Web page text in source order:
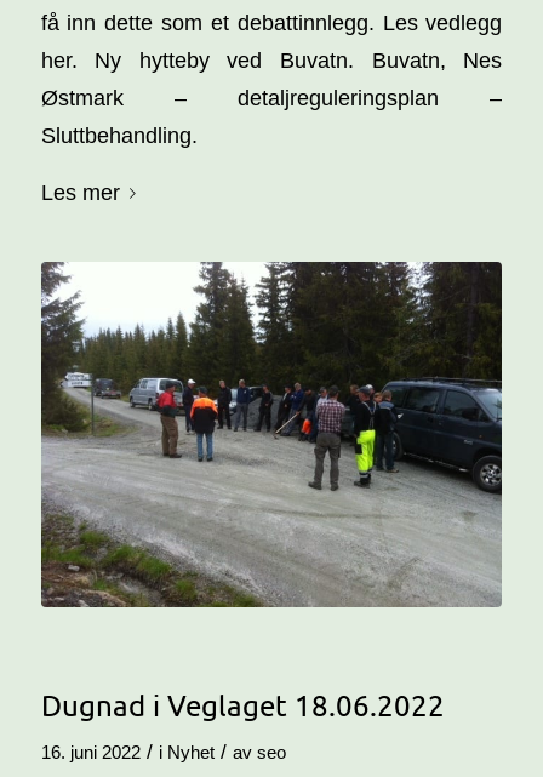
få inn dette som et debattinnlegg. Les vedlegg
her. Ny hytteby ved Buvatn. Buvatn, Nes
Østmark – detaljreguleringsplan –
Sluttbehandling.
Les mer
Dugnad i Veglaget 18.06.2022
16. juni 2022 / i Nyhet / av seo